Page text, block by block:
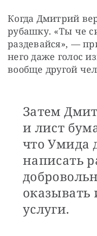
Когда Дмитрий
рубашку. «Ты че
раздевайся», —
него даже голос
вообще другой
Затем
и лист
что Умида
написать
услуги.